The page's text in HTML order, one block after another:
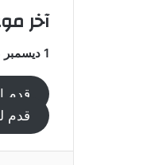
آخر
1 ديسمبر 2023.
قدم
قدم